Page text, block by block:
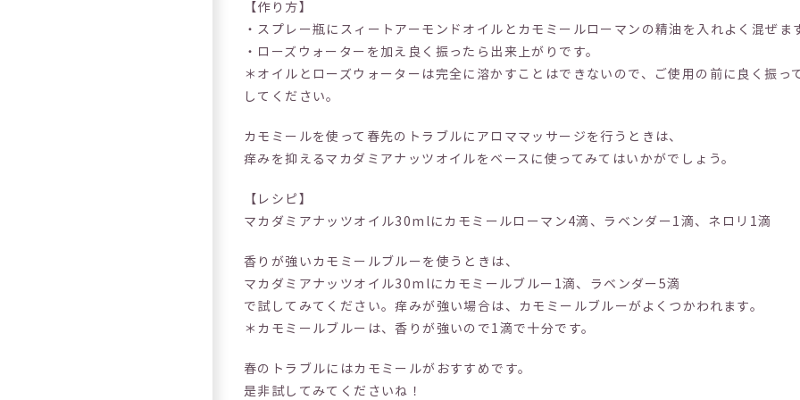
【作り方】
・スプレー瓶にスィートアーモンドオイルとカモミールローマンの精油を入れよく混ぜま
・ローズウォーターを加え良く振ったら出来上がりです。
＊オイルとローズウォーターは完全に溶かすことはできないので、ご使用の前に良く振っ
してください。
カモミールを使って春先のトラブルにアロママッサージを行うときは、
痒みを抑えるマカダミアナッツオイルをベースに使ってみてはいかがでしょう。
【レシピ】
マカダミアナッツオイル30mlにカモミールローマン4滴、ラベンダー1滴、ネロリ1滴
香りが強いカモミールブルーを使うときは、
マカダミアナッツオイル30mlにカモミールブルー1滴、ラベンダー5滴
で試してみてください。痒みが強い場合は、カモミールブルーがよくつかわれます。
＊カモミールブルーは、香りが強いので1滴で十分です。
春のトラブルにはカモミールがおすすめです。
是非試してみてくださいね！